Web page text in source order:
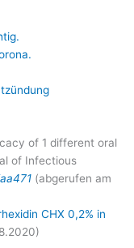
of 1 different oral
of Infectious
(abgerufen am
CHX 0,2% in